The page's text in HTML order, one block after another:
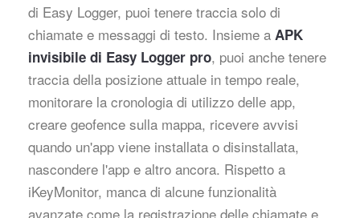
di Easy Logger, puoi tenere traccia solo di
chiamate e messaggi di testo. Insieme a APK
invisibile di Easy Logger pro, puoi anche tenere
traccia della posizione attuale in tempo reale,
monitorare la cronologia di utilizzo delle app,
creare geofence sulla mappa, ricevere avvisi
quando un'app viene installata o disinstallata,
nascondere l'app e altro ancora. Rispetto a
iKeyMonitor, manca di alcune funzionalità
avanzate come la registrazione delle chiamate e